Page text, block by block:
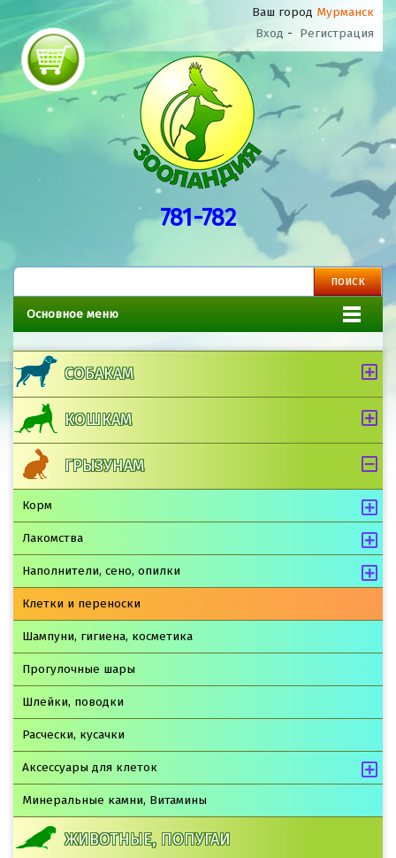
Ваш город Мурманск
Вход - Регистрация
781-782
Основное меню
СОБАКАМ
КОШКАМ
ГРЫЗУНАМ
Корм
Лакомства
Наполнители, сено, опилки
Клетки и переноски
Шампуни, гигиена, косметика
Прогулочные шары
Шлейки, поводки
Расчески, кусачки
Аксессуары для клеток
Минеральные камни, Витамины
ЖИВОТНЫЕ, ПОПУГАИ